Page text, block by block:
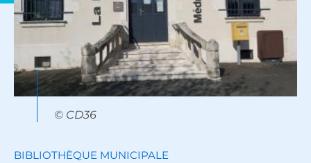
© CD36
BIBLIOTHÈQUE MUNICIPALE